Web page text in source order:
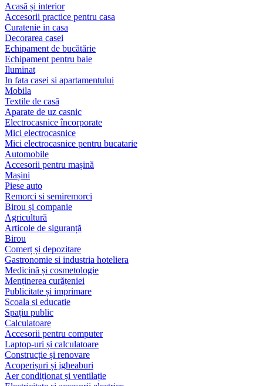
Acasă și interior
Accesorii practice pentru casa
Curatenie in casa
Decorarea casei
Echipament de bucătărie
Echipament pentru baie
Iluminat
In fata casei si apartamentului
Mobila
Textile de casă
Aparate de uz casnic
Electrocasnice încorporate
Mici electrocasnice
Mici electrocasnice pentru bucatarie
Automobile
Accesorii pentru mașină
Mașini
Piese auto
Remorci si semiremorci
Birou și companie
Agricultură
Articole de siguranță
Birou
Comerț și depozitare
Gastronomie si industria hoteliera
Medicină și cosmetologie
Menținerea curățeniei
Publicitate și imprimare
Scoala si educatie
Spațiu public
Calculatoare
Accesorii pentru computer
Laptop-uri și calculatoare
Construcție și renovare
Acoperișuri și jgheaburi
Aer condiționat și ventilație